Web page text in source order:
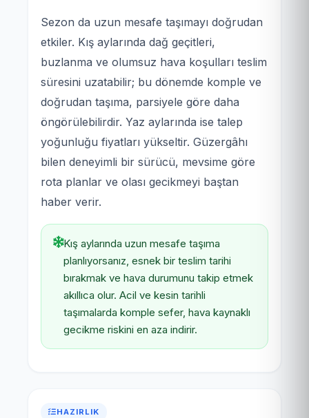
Sezon da uzun mesafe taşımayı doğrudan
etkiler. Kış aylarında dağ geçitleri,
buzlanma ve olumsuz hava koşulları teslim
süresini uzatabilir; bu dönemde komple ve
doğrudan taşıma, parsiyele göre daha
öngörülebilirdir. Yaz aylarında ise talep
yoğunluğu fiyatları yükseltir. Güzergâhı
bilen deneyimli bir sürücü, mevsime göre
rota planlar ve olası gecikmeyi baştan
haber verir.
Kış aylarında uzun mesafe taşıma
planlıyorsanız, esnek bir teslim tarihi
bırakmak ve hava durumunu takip etmek
akıllıca olur. Acil ve kesin tarihli
taşımalarda komple sefer, hava kaynaklı
gecikme riskini en aza indirir.
HAZIRLIK